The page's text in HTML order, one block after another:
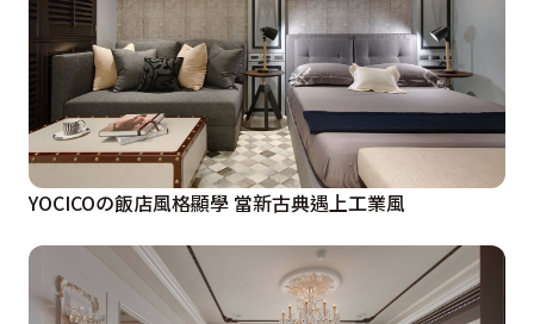
YOCICOの飯店風格顯學 當新古典遇上工業風